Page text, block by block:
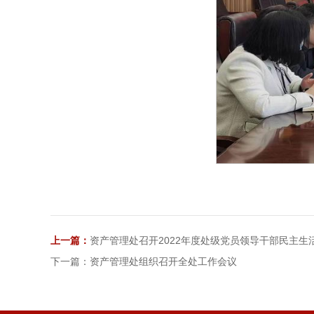
上一篇： 资产管理处召开2022年度处级党员领导干部民主生
下一篇：资产管理处组织召开全处工作会议